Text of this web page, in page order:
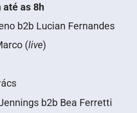
até as 8h
b2b Lucian Fernandes
(live)
b2b Bea Ferretti